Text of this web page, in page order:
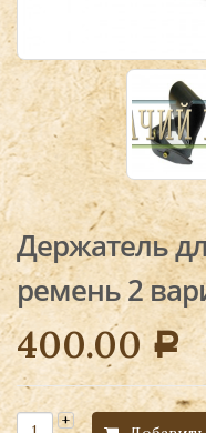
Держатель
ремень 2
400.00 Р